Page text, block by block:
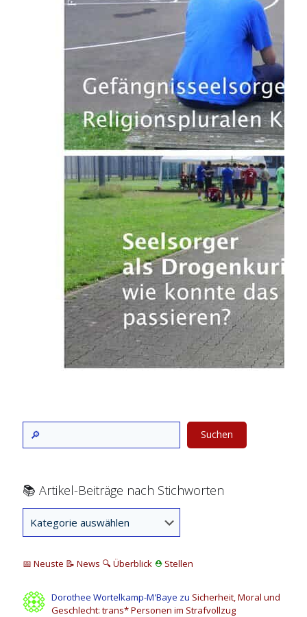
Suchen
📚 Artikel-Beiträge nach Stichworten
📅 Neuste 📝 News 🔍 Überblick ⛑ Stellen
Dorothee Wortelkamp-M'Baye zu Sicherheit, Moral und
Geschlecht: trans* Personen im Strafvollzug